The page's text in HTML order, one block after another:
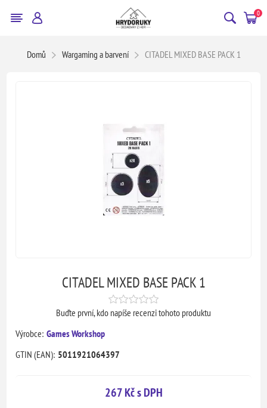
0
Domů Wargaming a barvení CITADEL MIXED BASE PACK 1
CITADEL MIXED BASE PACK 1
Buďte první, kdo napíše recenzi tohoto produktu
Výrobce: Games Workshop
GTIN (EAN): 5011921064397
267 Kč s DPH